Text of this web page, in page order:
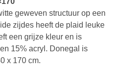
geweven structuur op een
zijdes heeft de plaid leuke
een grijze kleur en is
15% acryl. Donegal is
x 170 cm.